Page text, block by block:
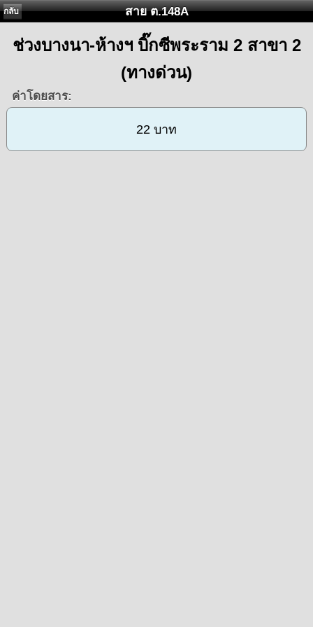
กลับ สาย ต.148A
ช่วงบางนา-ห้างฯ บิ๊กซีพระราม 2 สาขา 2
(ทางด่วน)
ค่าโดยสาร:
22 บาท